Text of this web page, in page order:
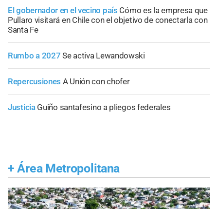
El gobernador en el vecino país Cómo es la empresa que
Pullaro visitará en Chile con el objetivo de conectarla con
Santa Fe
Rumbo a 2027 Se activa Lewandowski
Repercusiones A Unión con chofer
Justicia Guiño santafesino a pliegos federales
+ Área Metropolitana